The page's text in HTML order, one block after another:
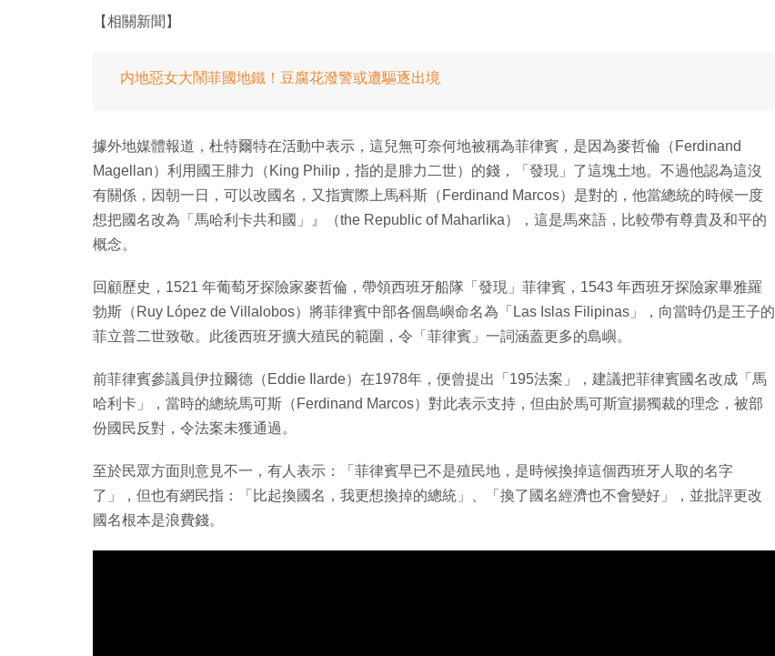
【相關新聞】
内地惡女大鬧菲國地鐵！豆腐花潑警或遭驅逐出境
據外地媒體報道，杜特爾特在活動中表示，這兒無可奈何地被稱為菲律賓，是因為麥哲倫（Ferdinand
Magellan）利用國王腓力（King Philip，指的是腓力二世）的錢，「發現」了這塊土地。不過他認為這沒
有關係，因朝一日，可以改國名，又指實際上馬科斯（Ferdinand Marcos）是對的，他當總統的時候一度
想把國名改為「馬哈利卡共和國」』（the Republic of Maharlika），這是馬來語，比較帶有尊貴及和平的
概念。
回顧歷史，1521 年葡萄牙探險家麥哲倫，帶領西班牙船隊「發現」菲律賓，1543 年西班牙探險家畢雅羅
勃斯（Ruy López de Villalobos）將菲律賓中部各個島嶼命名為「Las Islas Filipinas」，向當時仍是王子的
菲立普二世致敬。此後西班牙擴大殖民的範圍，令「菲律賓」一詞涵蓋更多的島嶼。
前菲律賓參議員伊拉爾德（Eddie Ilarde）在1978年，便曾提出「195法案」，建議把菲律賓國名改成「馬
哈利卡」，當時的總統馬可斯（Ferdinand Marcos）對此表示支持，但由於馬可斯宣揚獨裁的理念，被部
份國民反對，令法案未獲通過。
至於民眾方面則意見不一，有人表示：「菲律賓早已不是殖民地，是時候換掉這個西班牙人取的名字
了」，但也有網民指：「比起換國名，我更想換掉的總統」、「換了國名經濟也不會變好」，並批評更改
國名根本是浪費錢。